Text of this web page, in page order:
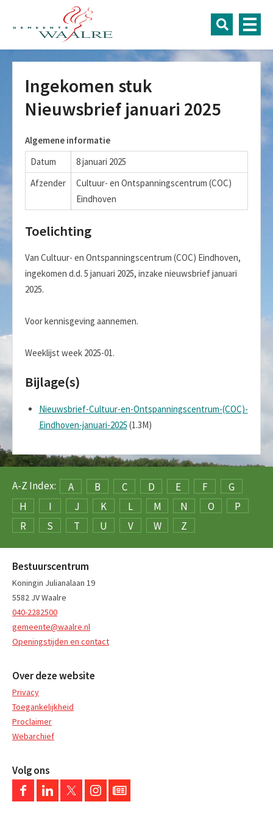
Ingekomen stuk
Nieuwsbrief januari 2025
Algemene informatie
Datum
8 januari 2025
Afzender
Cultuur- en Ontspanningscentrum (COC)
Eindhoven
Toelichting
Van Cultuur- en Ontspanningscentrum (COC) Eindhoven,
ingekomen d.d. 5 januari 2025, inzake nieuwsbrief januari
2025.
Voor kennisgeving aannemen.
Weeklijst week 2025-01.
Bijlage(s)
Nieuwsbrief-Cultuur-en-Ontspanningscentrum-(COC)-
Eindhoven-januari-2025 (1.3M)
A-Z Index: A B C D E F
G
H
I J K L M N O
P
R
S T U V W Z
Bestuurscentrum
Koningin Julianalaan 19
5582 JV Waalre
040-2282500
gemeente@waalre.nl
Openingstijden en contact
Over deze website
Privacy
Toegankelijkheid
Proclaimer
Webarchief
Volg ons